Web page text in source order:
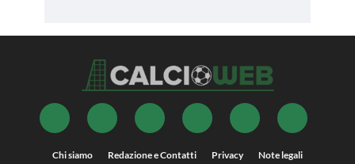
Chi siamo Redazione e Contatti Privacy Note legali